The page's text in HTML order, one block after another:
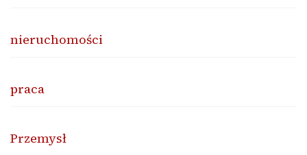
nieruchomości
praca
Przemysł